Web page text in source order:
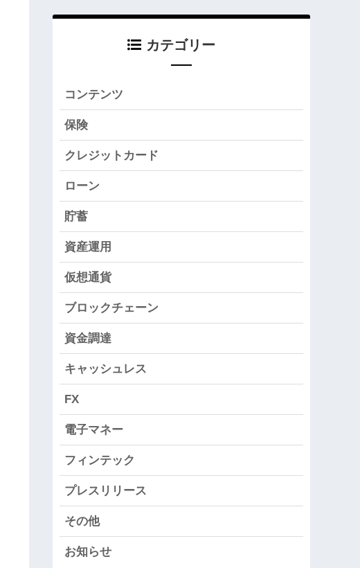
カテゴリー
コンテンツ
保険
クレジットカード
ローン
貯蓄
資産運用
仮想通貨
ブロックチェーン
資金調達
キャッシュレス
FX
電子マネー
フィンテック
プレスリリース
その他
お知らせ